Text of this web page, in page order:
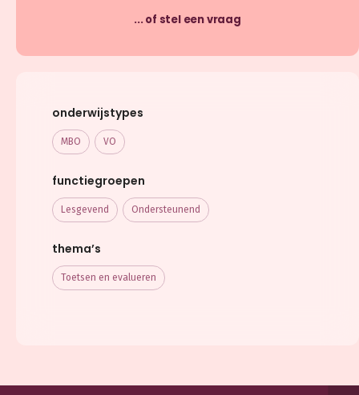
... of stel een vraag
onderwijstypes
MBO VO
functiegroepen
Lesgevend Ondersteunend
thema’s
Toetsen en evalueren